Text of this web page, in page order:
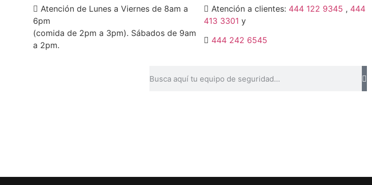
Atención de Lunes a Viernes de 8am a
6pm
(comida de 2pm a 3pm). Sábados de 9am
a 2pm.
Atención a clientes: 444 122 9345 , 444
413 3301 y
444 242 6545